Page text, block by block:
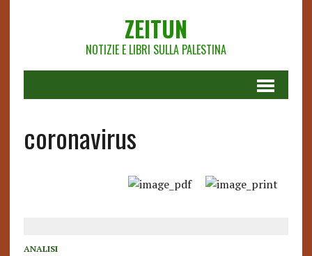
ZEITUN
NOTIZIE E LIBRI SULLA PALESTINA
coronavirus
ANALISI